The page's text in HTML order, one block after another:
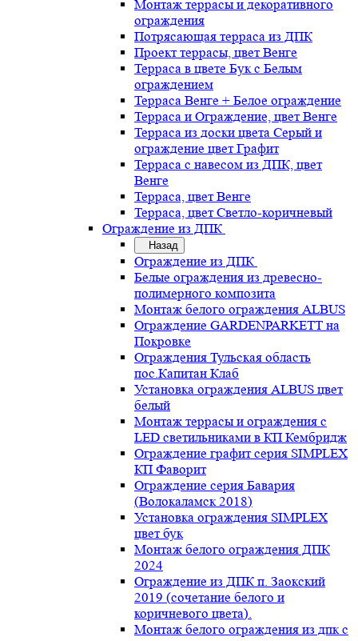
Монтаж террасы и декоративного
ограждения
Потрясающая терраса из ДПК
Проект террасы, цвет Венге
Терраса в цвете Бук с Белым
ограждением
Терраса Венге + Белое ограждение
Терраса и Ограждение, цвет Венге
Терраса из доски цвета Серый и
ограждение цвет Графит
Терраса с навесом из ДПК, цвет
Венге
Терраса, цвет Венге
Терраса, цвет Светло-коричневый
Ограждение из ДПК
Назад
Ограждение из ДПК
Белые ограждения из древесно-
полимерного композита
Монтаж белого ограждения ALBUS
Ограждение GARDENPARKETT на
Покровке
Ограждения Тульская область
пос.Капитан Клаб
Установка ограждения ALBUS цвет
белый
Монтаж террасы и ограждения с
LED светильниками в КП Кембридж
Ограждение графит серия SIMPLEX
КП Фаворит
Ограждение серия Бавария
(Волокаламск 2018)
Установка ограждения SIMPLEX
цвет бук
Монтаж белого ограждения ДПК
2024
Ограждение из ДПК п. Заокский
2019 (сочетание белого и
коричневого цвета).
Монтаж белого ограждения из дпк с